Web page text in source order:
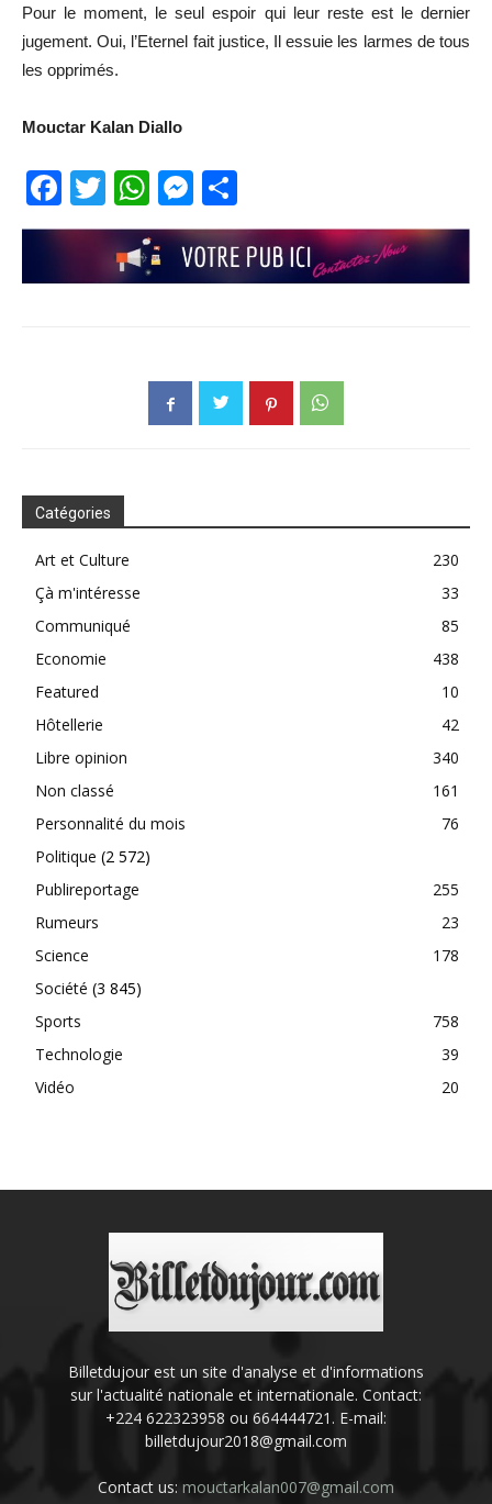
Pour le moment, le seul espoir qui leur reste est le dernier
jugement. Oui, l’Eternel fait justice, Il essuie les larmes de tous
les opprimés.
Mouctar Kalan Diallo
Facebook
TwitterWhatsApp
Messenger
Catégories
Art et Culture
230
Çà m'intéresse
33
Communiqué
85
Economie
438
Featured
10
Hôtellerie
42
Libre opinion
340
Non classé
161
Personnalité du mois
76
Politique (2 572)
Publireportage
255
Rumeurs
23
Science
178
Société (3 845)
Sports
758
Technologie
39
Vidéo
20
Billetdujour est un site d'analyse et d'informations
sur l'actualité nationale et internationale. Contact:
+224 622323958 ou 664444721. E-mail:
billetdujour2018@gmail.com
Contact us: mouctarkalan007@gmail.com